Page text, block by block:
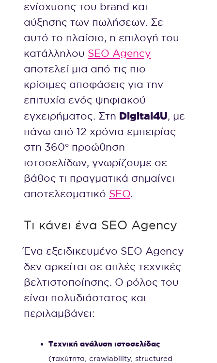
ενίσχυσης του brand και
αύξησης των πωλήσεων. Σε
αυτό το πλαίσιο, η επιλογή του
κατάλληλου SEO Agency
αποτελεί μια από τις πιο
κρίσιμες αποφάσεις για την
επιτυχία ενός ψηφιακού
εγχειρήματος. Στη Digital4U , με
πάνω από 12 χρόνια εμπειρίας
στη 360° προώθηση
ιστοσελίδων, γνωρίζουμε σε
βάθος τι πραγματικά σημαίνει
αποτελεσματικό SEO
Τι κάνει ένα SEO Agency
Ένα εξειδικευμένο SEO Agency
δεν αρκείται σε απλές τεχνικές
βελτιστοποίησης. Ο ρόλος του
είναι πολυδιάστατος και
περιλαμβάνει:
Τεχνική ανάλυση ιστοσελίδας
(ταχύτητα, crawlability, structured